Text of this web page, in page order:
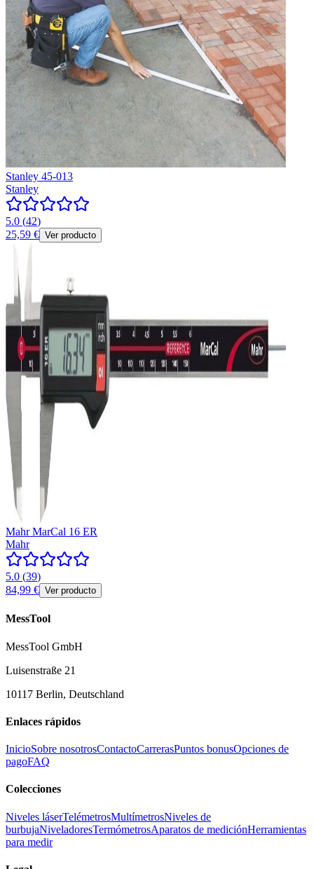
Stanley 45-013
Stanley
5.0 (42)
25,59 € Ver producto
Mahr MarCal 16 ER
Mahr
5.0 (39)
84,99 € Ver producto
MessTool
MessTool GmbH
Luisenstraße 21
10117 Berlin, Deutschland
Enlaces rápidos
InicioSobre nosotrosContactoCarrerasPuntos bonusOpciones de
pagoFAQ
Colecciones
Niveles láserTelémetrosMultímetrosNiveles de
burbujaNiveladoresTermómetrosAparatos de mediciónHerramientas
para medir